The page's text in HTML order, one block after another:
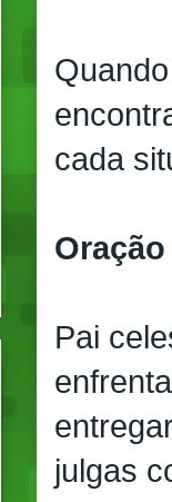
cada
Oração
Pai
julgas